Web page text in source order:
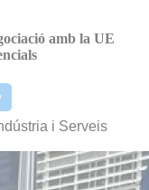
amb la UE
i Serveis